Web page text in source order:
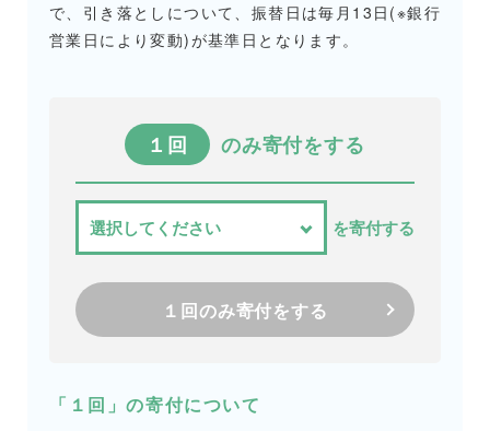
で、引き落としについて、振替日は毎月13日(※銀行
営業日により変動)が基準日となります。
１回 のみ寄付をする
を寄付する
１回のみ寄付をする
「１回」の寄付について